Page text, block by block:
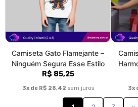
Camiseta Gato Flamejante –
Ninguém Segura Esse Estilo
R$ 85,25
3x de R$ 28,42 sem juros 3x
1 2